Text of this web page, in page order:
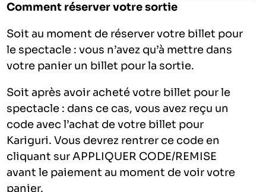
Comment réserver votre sortie
Soit au moment de réserver votre billet pour
le spectacle : vous n’avez qu’à mettre dans
votre panier un billet pour la sortie.
Soit après avoir acheté votre billet pour le
spectacle : dans ce cas, vous avez reçu un
code avec l’achat de votre billet pour
Kariguri. Vous devrez rentrer ce code en
cliquant sur APPLIQUER CODE/REMISE
avant le paiement au moment de voir votre
panier.